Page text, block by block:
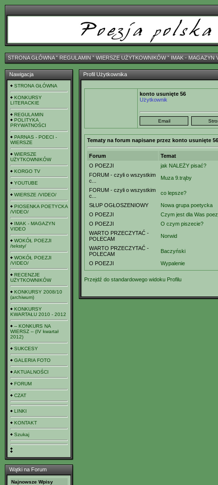
STRONA GŁÓWNAˇ REGULAMIN ˇ WIERSZE UŻYTKOWNIKÓWˇ IMAK - MAGAZYN
Nawigacja
STRONA GŁÓWNA
KONKURSY
LITERACKIE
REGULAMIN
POLITYKA
PRYWATNOŚCI
PARNAS - POECI -
WIERSZE
WIERSZE
UŻYTKOWNIKÓW
KORGO TV
YOUTUBE
WIERSZE /VIDEO/
PIOSENKA POETYCKA
/VIDEO/
IMAK - MAGAZYN
VIDEO
WOKÓŁ POEZJI
/teksty/
WOKÓŁ POEZJI
/VIDEO/
RECENZJE
UŻYTKOWNIKÓW
KONKURSY 2008/10
(archiwum)
KONKURSY
KWARTAŁU 2010 - 2012
-- KONKURS NA
WIERSZ -- (IV kwartał
2012)
SUKCESY
GALERIA FOTO
AKTUALNOŚCI
FORUM
CZAT
LINKI
KONTAKT
Szukaj
Wątki na Forum
Najnowsze Wpisy
Profil Użytkownika
konto usunięte 56
Użytkownik
Tematy na forum napisane przez konto usunięte 56
Forum
Temat
O POEZJI
jak NALEŻY pisać?
FORUM - czyli o wszystkim
c...
Muza 9.trąby
FORUM - czyli o wszystkim
c...
co lepsze?
SŁUP OGŁOSZENIOWY
Nowa grupa poetycka
O POEZJI
Czym jest dla Was
O POEZJI
O czym piszecie?
WARTO PRZECZYTAĆ -
POLECAM
Norwid
WARTO PRZECZYTAĆ -
POLECAM
Baczyński
O POEZJI Wypalenie
Przejdź do standardowego widoku Profilu